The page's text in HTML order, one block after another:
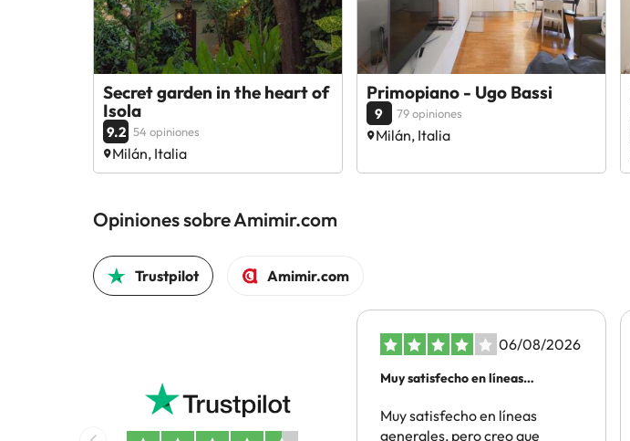
Secret garden in the heart of
Isola
9.2 54 opiniones
Milán, Italia
Primopiano - Ugo Bassi
9 79 opiniones
Milán, Italia
Opiniones sobre Amimir.com
Trustpilot Amimir.com
06/08/2026
Muy satisfecho en líneas
Muy satisfecho en líneas
generales, pero creo que